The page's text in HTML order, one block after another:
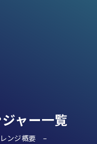
ャー一覧
ンジ概要